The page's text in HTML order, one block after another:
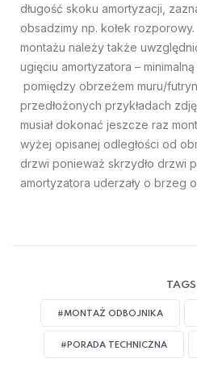
długość skoku amortyzacji,
obsadzimy np. kołek
montażu należy także
ugięciu amortyzatora –
pomiędzy obrzeżem muru/
przedłożonych przykładach
musiał dokonać jeszcze raz
wyżej opisanej odległości od
drzwi ponieważ skrzydło drzwi
amortyzatora uderzały o brzeg
TAGS
#MONTAŻ ODBOJNIKA
#PORADA TECHNICZNA